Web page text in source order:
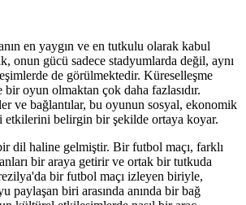
en yaygın ve en tutkulu olarak kabul
onun gücü sadece stadyumlarda değil, aynı
de görülmektedir. Küreselleşme
bir oyun olmaktan çok daha fazlasıdır.
ve bağlantılar, bu oyunun sosyal, ekonomik
etkilerini belirgin bir şekilde ortaya koyar.
dil haline gelmiştir. Bir futbol maçı, farklı
bir araya getirir ve ortak bir tutkuda
bir futbol maçı izleyen biriyle,
paylaşan biri arasında anında bir bağ